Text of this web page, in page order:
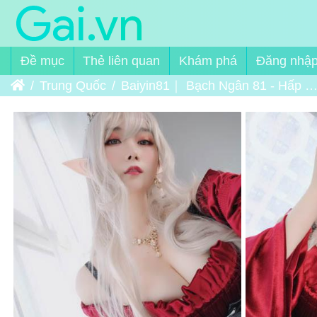
Đề mục Thẻ liên quan Khám phá
Đăng
Trang chủTrung Quốc Baiyin81｜ Bạch Ngân 81 - Hấp Huyết Quỷ Hoàng Gia